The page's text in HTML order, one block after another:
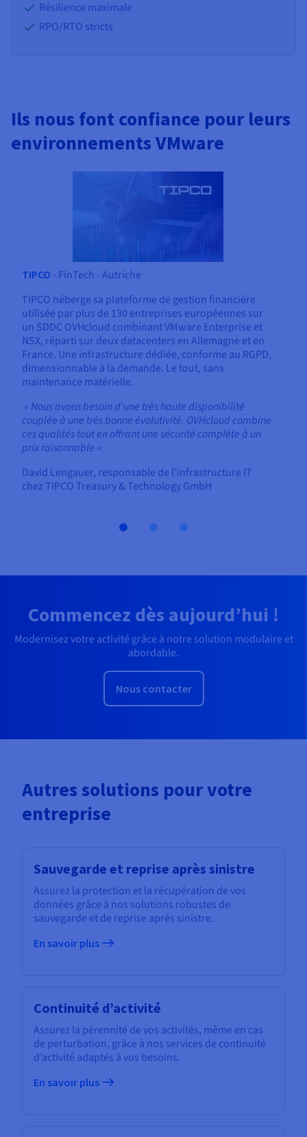
Résilience maximale
RPO/RTO stricts
Ils nous font confiance pour leurs
environnements VMware
TIPCO - FinTech - Autriche
TIPCO héberge sa plateforme de gestion financière
utilisée par plus de 130 entreprises européennes sur
un SDDC OVHcloud combinant VMware Enterprise et
NSX, réparti sur deux datacenters en Allemagne et en
France. Une infrastructure dédiée, conforme au RGPD,
dimensionnable à la demande. Le tout, sans
maintenance matérielle.
« Nous avons besoin d'une très haute disponibilité
couplée à une très bonne évolutivité. OVHcloud combine
ces qualités tout en offrant une sécurité complète à un
prix raisonnable ».
David Lengauer, responsable de l'infrastructure IT
chez TIPCO Treasury & Technology GmbH
Commencez dès aujourd’hui !
Modernisez votre activité grâce à notre solution modulaire et
abordable.
Nous contacter
Autres solutions pour votre
entreprise
Sauvegarde et reprise après sinistre
Assurez la protection et la récupération de vos
données grâce à nos solutions robustes de
sauvegarde et de reprise après sinistre.
En savoir plus
Continuité d’activité
Assurez la pérennité de vos activités, même en cas
de perturbation, grâce à nos services de continuité
d’activité adaptés à vos besoins.
En savoir plus